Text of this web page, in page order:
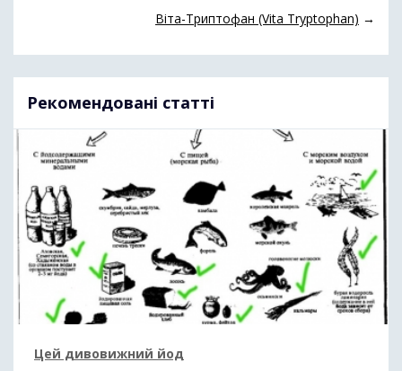
Віта-Триптофан (Vita Tryptophan) →
Рекомендовані статті
Цей дивовижний йод